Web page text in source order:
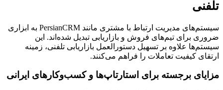
تلفنی
سیستم‌های مدیریت ارتباط با مشتری مانند PersianCRM به ابزاری
ضروری برای تیم‌های فروش و بازاریابی تبدیل شده‌اند. این
سیستم‌ها علاوه بر تسهیل دستورالعمل بازاریابی تلفنی، زمینه
ارتقای کیفیت تعاملات را فراهم می‌کنند.
مزایای برجسته برای استارتاپ‌ها و کسب‌و‌کارهای ایرانی